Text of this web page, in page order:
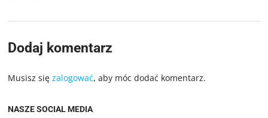
Dodaj komentarz
Musisz sięzalogować, aby móc dodać komentarz.
NASZE SOCIAL MEDIA